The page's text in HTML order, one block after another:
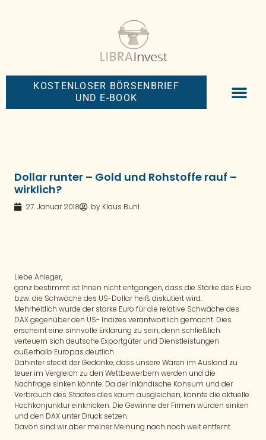
KOSTENLOSER BÖRSENBRIEF
UND E-BOOK
Dollar runter – Gold und Rohstoffe rauf –
wirklich?
27. Januar 2018 by Klaus Buhl
Liebe Anleger,
ganz bestimmt ist Ihnen nicht entgangen, dass die Stärke des Euro
bzw. die Schwäche des US-Dollar heiß diskutiert wird.
Mehrheitlich wurde der starke Euro für die relative Schwäche des
DAX gegenüber den US- Indizes verantwortlich gemacht. Dies
erscheint eine sinnvolle Erklärung zu sein, denn schließlich
verteuern sich deutsche Exportgüter und Dienstleistungen
außerhalb Europas deutlich.
Dahinter steckt der Gedanke, dass unsere Waren im Ausland zu
teuer im Vergleich zu den Wettbewerbern werden und die
Nachfrage sinken könnte. Da der inländische Konsum und der
Verbrauch des Staates dies kaum ausgleichen, könnte die aktuelle
Hochkonjunktur einknicken. Die Gewinne der Firmen würden sinken
und den DAX unter Druck setzen.
Davon sind wir aber meiner Meinung nach noch weit entfernt.